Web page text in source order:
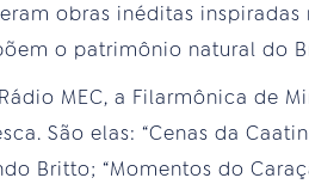
obras inéditas inspiradas
o patrimônio natural do
MEC, a Filarmônica de
São elas: “Cenas da
Britto; “Momentos do